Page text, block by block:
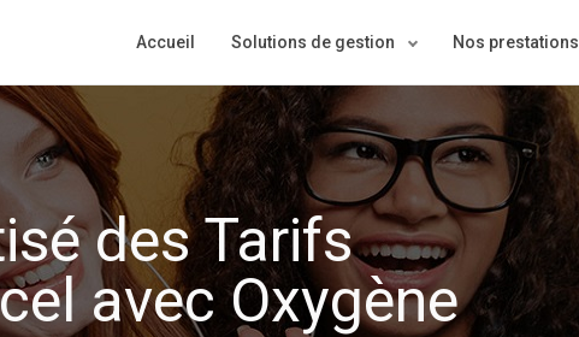
Accueil Solutions de gestion Nos prestations
des Tarifs
avec Oxygène